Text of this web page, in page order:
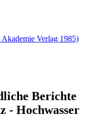
Berichte
- Hochwasser